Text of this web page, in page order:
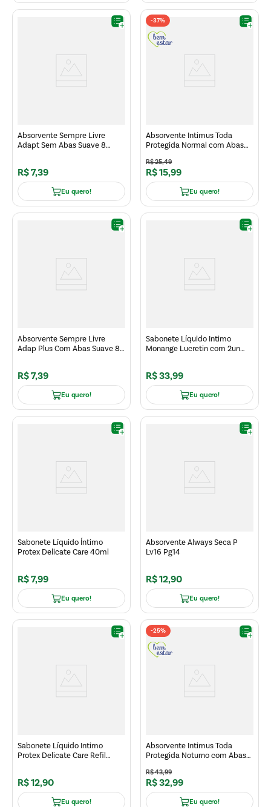
Absorvente Sempre Livre
Adapt Sem Abas Suave 8
R$7,39
Eu quero!
-37%
Absorvente Intimus Toda
Protegida Normal com Abas
R$25,49
R$15,99
Eu quero!
Absorvente Sempre Livre
Adap Plus Com Abas Suave 8
R$7,39
Eu quero!
Sabonete Líquido Intimo
Monange Lucretin com 2un
R$33,99
Eu quero!
Sabonete Líquido Íntimo
Protex Delicate Care 40ml
R$7,99
Eu quero!
Absorvente Always Seca P
Lv16 Pg14
R$12,90
Eu quero!
Sabonete Líquido Intimo
Protex Delicate Care Refil
R$12,90
Eu quero!
-25%
Absorvente Intimus Toda
Protegida Noturno com Abas
45un
R$43,99
R$32,99
Eu quero!